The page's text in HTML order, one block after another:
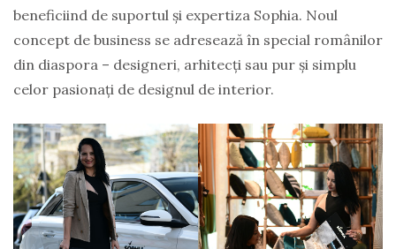
beneficiind de suportul și expertiza Sophia. Noul
concept de business se adresează în special românilor
din diaspora – designeri, arhitecți sau pur și simplu
celor pasionați de designul de interior.